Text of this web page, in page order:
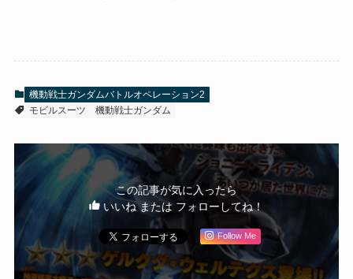
機動戦士ガンダムバトルオペレーション2
モビルスーツ
機動戦士ガンダム
この記事が気に入ったら
いいね または フォローしてね！
Follow Me